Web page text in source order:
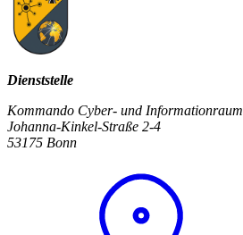
Dienststelle
Kommando Cyber- und Informationraum
Johanna-Kinkel-Straße 2-4
53175 Bonn